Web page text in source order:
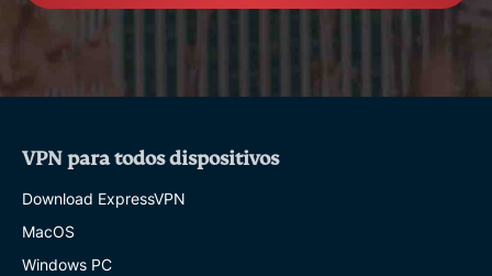
VPN para todos dispositivos
Download ExpressVPN
MacOS
Windows PC